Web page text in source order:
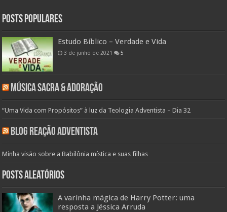
Posts populares
Estudo Bíblico – Verdade e Vida
3 de junho de 2021 5
Música Sacra & Adoração
“Uma Vida com Propósitos” à luz da Teologia Adventista – Dia 32
Blog Reação Adventista
Minha visão sobre a Babilônia mística e suas filhas
Posts aleatórios
A varinha mágica de Harry Potter: uma
resposta a Jéssica Arruda